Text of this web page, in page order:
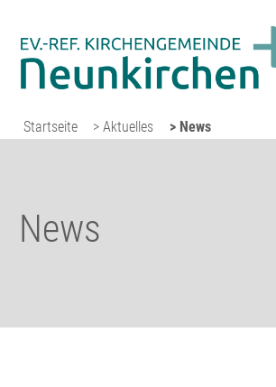
Startseite > Aktuelles > News
News